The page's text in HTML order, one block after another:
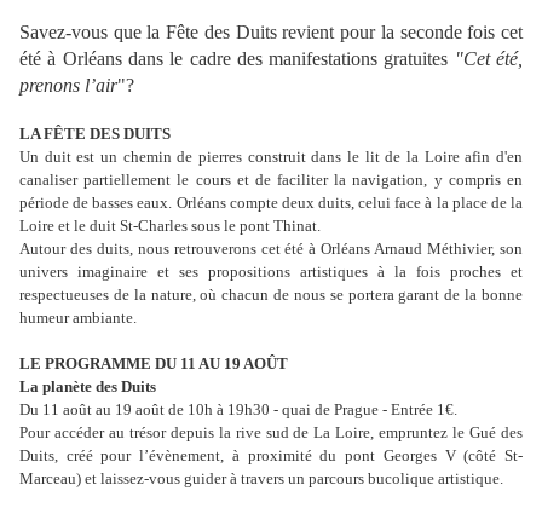
Savez-vous que la Fête des Duits revient pour la seconde fois cet
été à Orléans dans le cadre des manifestations gratuites "Cet été,
prenons l’air"?
LA FÊTE DES DUITS
Un duit est un chemin de pierres construit dans le lit de la Loire afin d'en
canaliser partiellement le cours et de faciliter la navigation, y compris en
période de basses eaux. Orléans compte deux duits, celui face à la place de la
Loire et le duit St-Charles sous le pont Thinat.
Autour des duits, nous retrouverons cet été à Orléans Arnaud Méthivier, son
univers imaginaire et ses propositions artistiques à la fois proches et
respectueuses de la nature, où chacun de nous se portera garant de la bonne
humeur ambiante.
LE PROGRAMME DU 11 AU 19 AOÛT
La planète des Duits
Du 11 août au 19 août de 10h à 19h30 - quai de Prague - Entrée 1€.
Pour accéder au trésor depuis la rive sud de La Loire, empruntez le Gué des
Duits, créé pour l’évènement, à proximité du pont Georges V (côté St-
Marceau) et laissez-vous guider à travers un parcours bucolique artistique.